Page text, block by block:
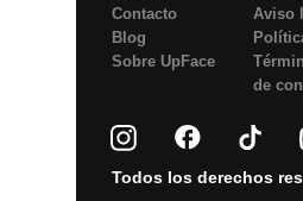
Todos los derechos
Contacto
Blog
Sobre UpFace
Aviso
de